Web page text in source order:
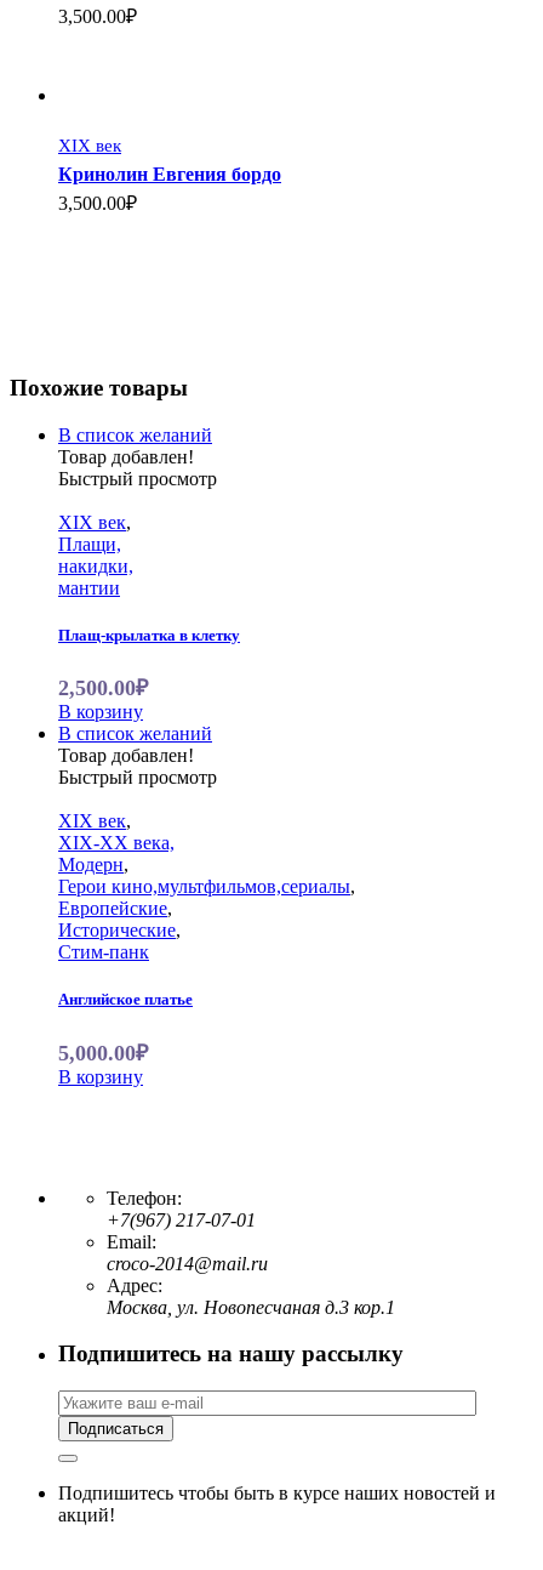
3,500.00₽
XIX век
Кринолин Евгения бордо
3,500.00₽
Похожие товары
В список желаний
Товар добавлен!
Быстрый просмотр
XIX век,
Плащи,
накидки,
мантии
Плащ-крылатка в клетку
2,500.00₽
В корзину
В список желаний
Товар добавлен!
Быстрый просмотр
XIX век,
XIX-XX века,
Модерн,
Герои кино,мультфильмов,сериалы,
Европейские,
Исторические,
Стим-панк
Английское платье
5,000.00₽
В корзину
Телефон:
+7(967) 217-07-01
Email:
croco-2014@mail.ru
Адрес:
Москва, ул. Новопесчаная д.3 кор.1
Подпишитесь на нашу рассылку
Подпишитесь чтобы быть в курсе наших новостей и
акций!